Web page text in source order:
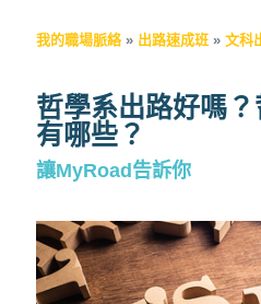
我的職場脈絡 » 出路速成班 » 文科
哲學系出路好嗎
有哪些？
讓MyRoad告訴你